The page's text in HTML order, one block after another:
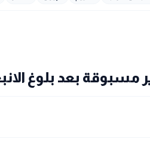
مسبوقة بعد بلوغ